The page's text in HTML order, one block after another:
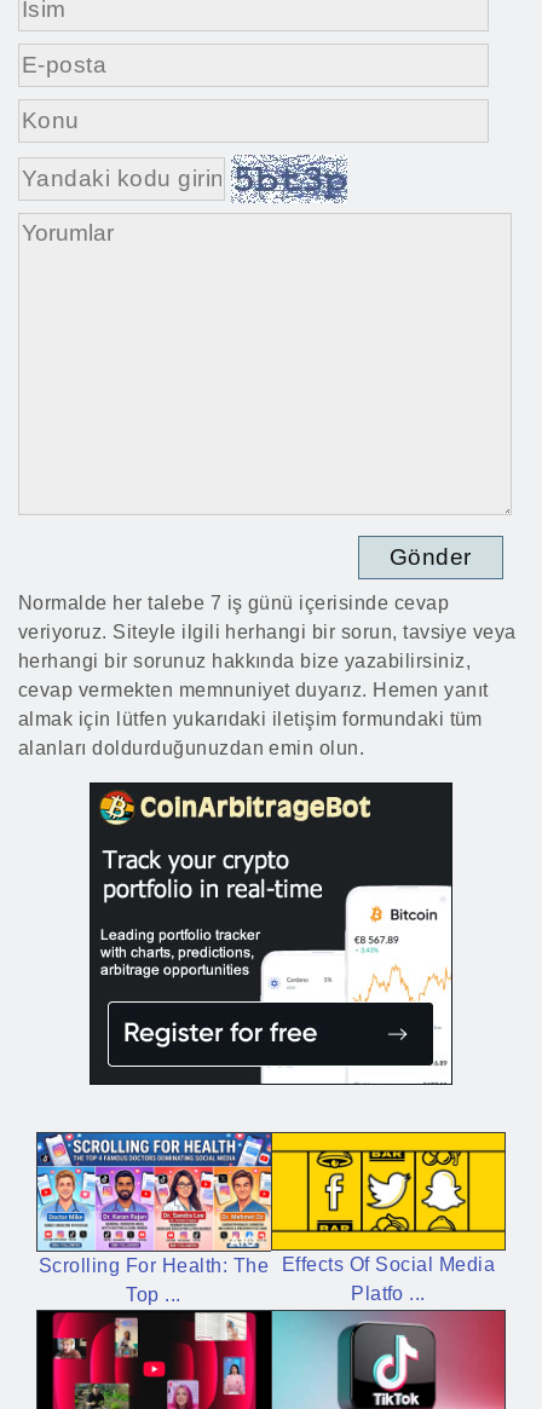
Normalde her talebe 7 iş günü içerisinde cevap
veriyoruz. Siteyle ilgili herhangi bir sorun, tavsiye veya
herhangi bir sorunuz hakkında bize yazabilirsiniz,
cevap vermekten memnuniyet duyarız. Hemen yanıt
almak için lütfen yukarıdaki iletişim formundaki tüm
alanları doldurduğunuzdan emin olun.
Scrolling For Health: The
Top ...
Effects Of Social Media
Platfo ...